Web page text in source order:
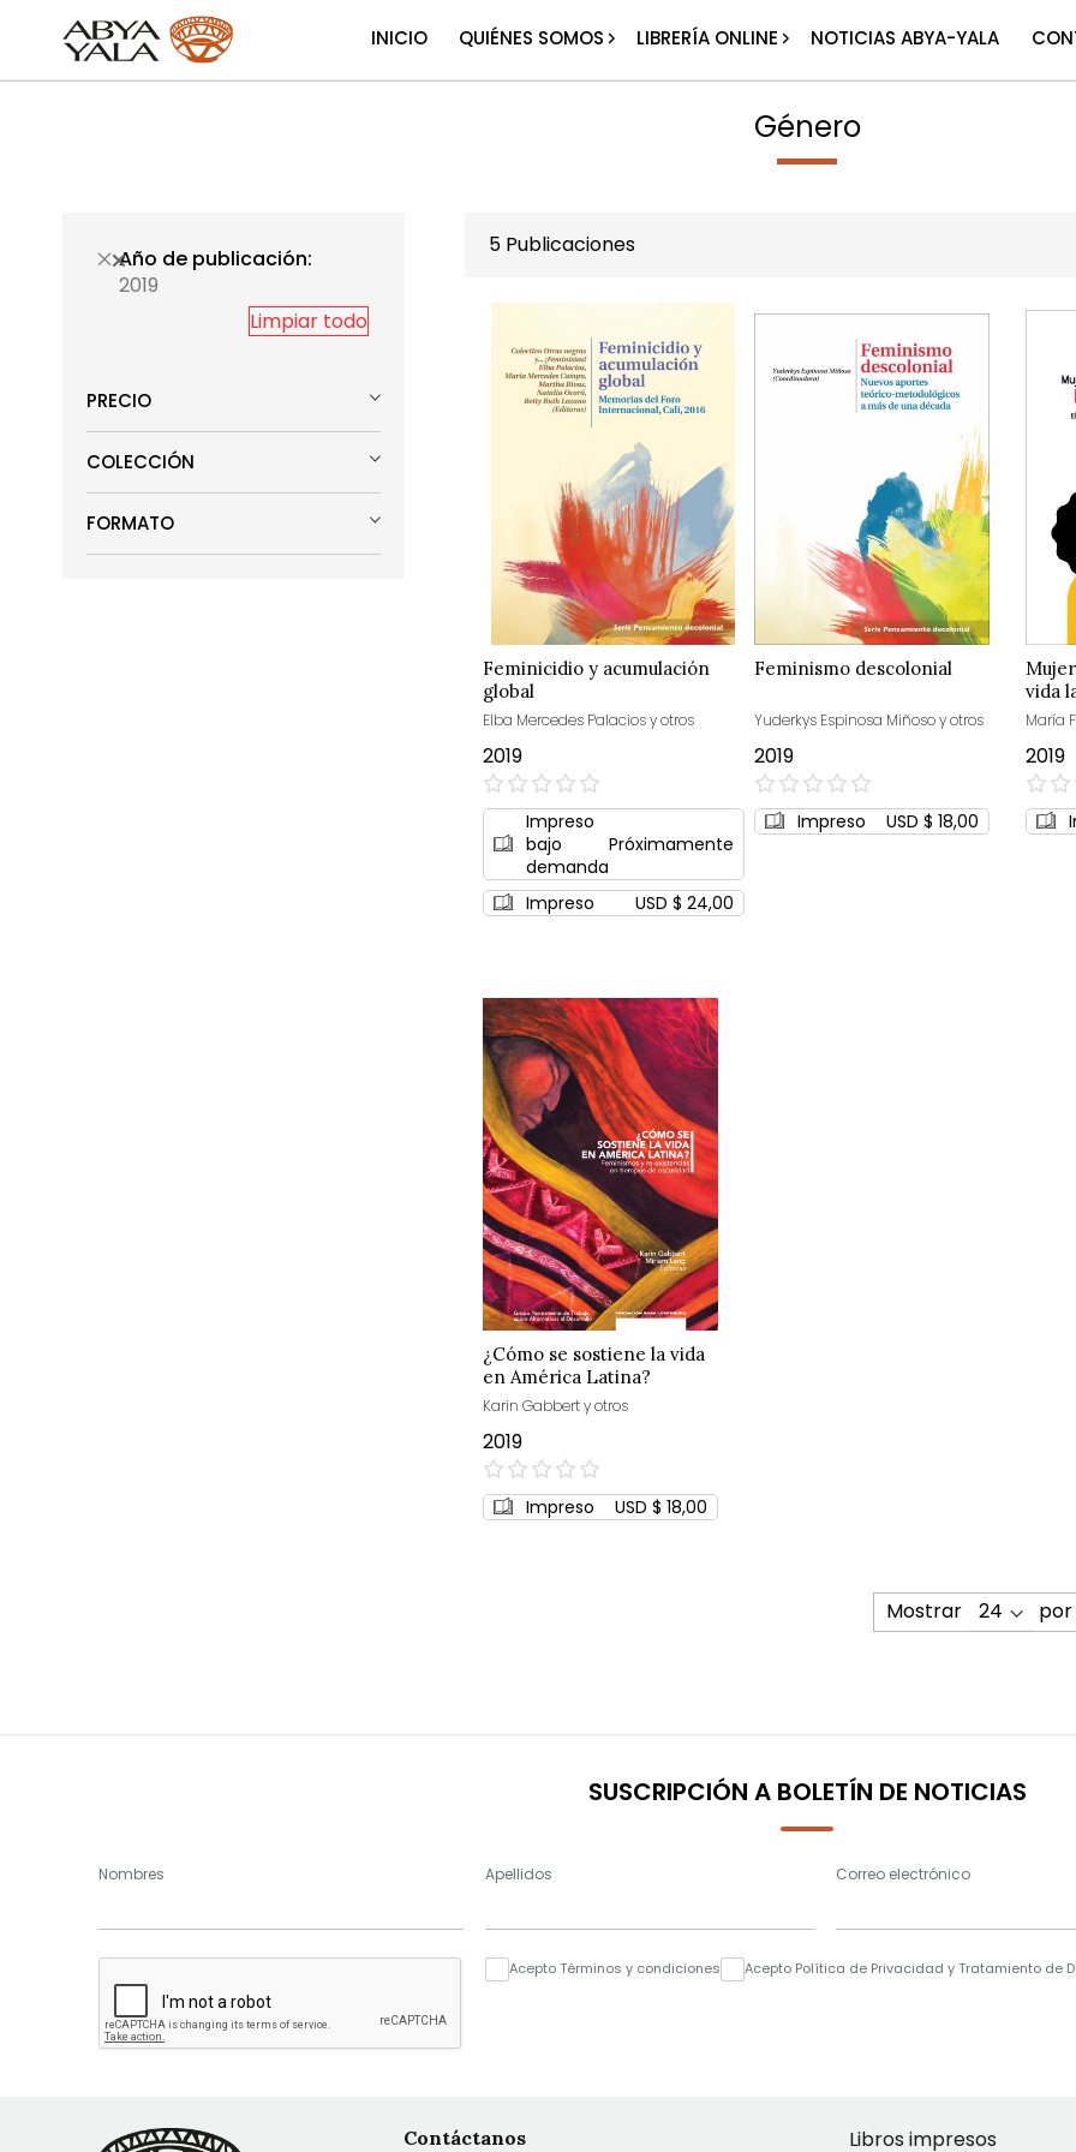
INICIO QUIÉNES SOMOS LIBRERÍA ONLINE NOTICIAS ABYA-YALA
Género
5Publicaciones
Feminicidio y acumulación
global
Elba Mercedes Palacios y otros
2019
0%
Impreso
bajo
demanda
Próximamente
Impreso USD $ 24,00
Feminismo descolonial
Yuderkys Espinosa Miñoso y otros
2019
0%
Impreso USD $ 18,00
vida
María
2019
0%
¿Cómo se sostiene la vida
en América Latina?
Karin Gabbert y otros
2019
0%
Impreso USD $ 18,00
Mostrar
Año de publicación
2019
Limpiar todo
PRECIO
COLECCIÓN
FORMATO
SUSCRIPCIÓN A BOLETÍN DE NOTICIAS
Nombres Apellidos Correo electrónico
Acepto Términos y condiciones Acepto Política de Privacidad y Tratamiento de
Contáctanos Libros impresos